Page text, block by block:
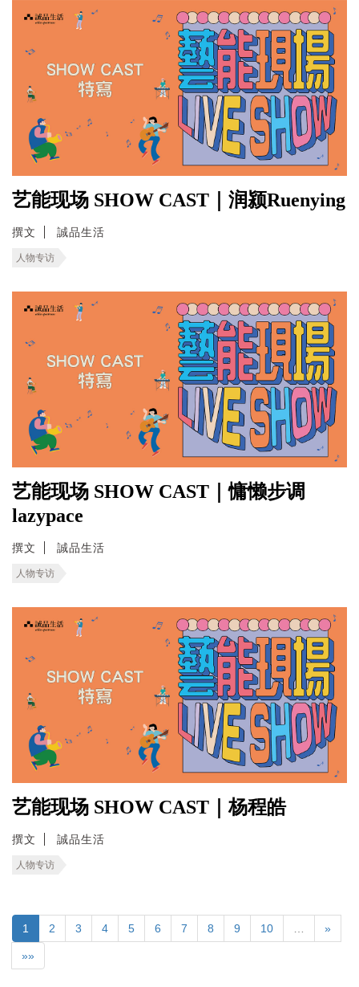
艺能现场 SHOW CAST｜润颍Ruenying
撰文 誠品生活
人物专访
艺能现场 SHOW CAST｜慵懒步调
lazypace
撰文 誠品生活
人物专访
艺能现场 SHOW CAST｜杨程皓
撰文 誠品生活
人物专访
1 2 3 4 5 6 7 8 9 10 »
»»